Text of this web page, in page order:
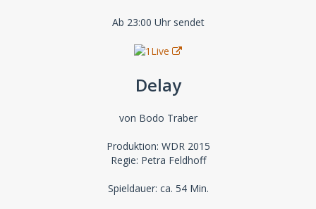
Ab 23:00 Uhr sendet
Delay
von Bodo Traber
Produktion: WDR 2015
Regie: Petra Feldhoff
Spieldauer: ca. 54 Min.